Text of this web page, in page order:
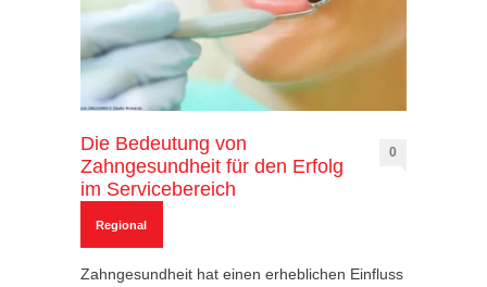
Die Bedeutung von
Zahngesundheit für den Erfolg
im Servicebereich
0
Regional
Zahngesundheit hat einen erheblichen Einfluss